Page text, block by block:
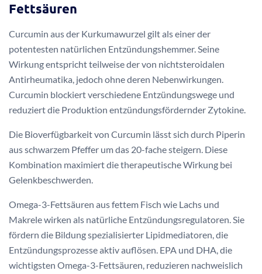
Fettsäuren
Curcumin aus der Kurkumawurzel gilt als einer der
potentesten natürlichen Entzündungshemmer. Seine
Wirkung entspricht teilweise der von nichtsteroidalen
Antirheumatika, jedoch ohne deren Nebenwirkungen.
Curcumin blockiert verschiedene Entzündungswege und
reduziert die Produktion entzündungsfördernder Zytokine.
Die Bioverfügbarkeit von Curcumin lässt sich durch Piperin
aus schwarzem Pfeffer um das 20-fache steigern. Diese
Kombination maximiert die therapeutische Wirkung bei
Gelenkbeschwerden.
Omega-3-Fettsäuren aus fettem Fisch wie Lachs und
Makrele wirken als natürliche Entzündungsregulatoren. Sie
fördern die Bildung spezialisierter Lipidmediatoren, die
Entzündungsprozesse aktiv auflösen. EPA und DHA, die
wichtigsten Omega-3-Fettsäuren, reduzieren nachweislich